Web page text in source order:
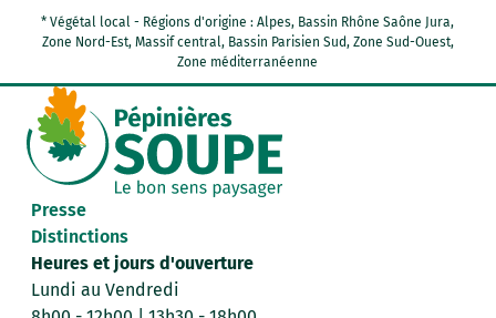
* Végétal local - Régions d'origine : Alpes, Bassin Rhône Saône Jura,
Zone Nord-Est, Massif central, Bassin Parisien Sud, Zone Sud-Ouest,
Zone méditerranéenne
Presse
Distinctions
Heures et jours d'ouverture
Lundi au Vendredi